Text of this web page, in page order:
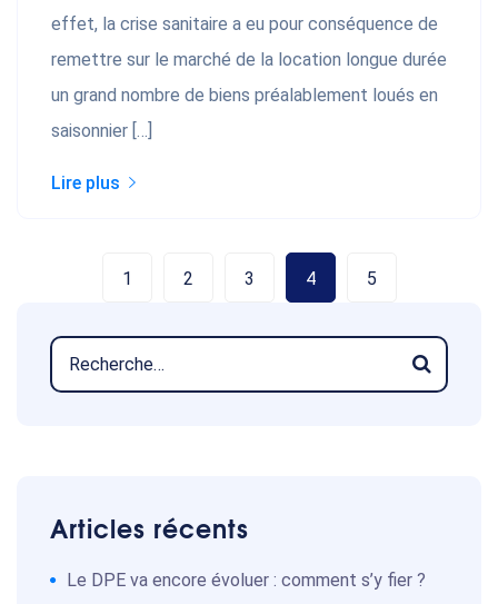
effet, la crise sanitaire a eu pour conséquence de
remettre sur le marché de la location longue durée
un grand nombre de biens préalablement loués en
saisonnier […]
Lire plus
1 2 3 4 5
Articles récents
Le DPE va encore évoluer : comment s’y fier ?